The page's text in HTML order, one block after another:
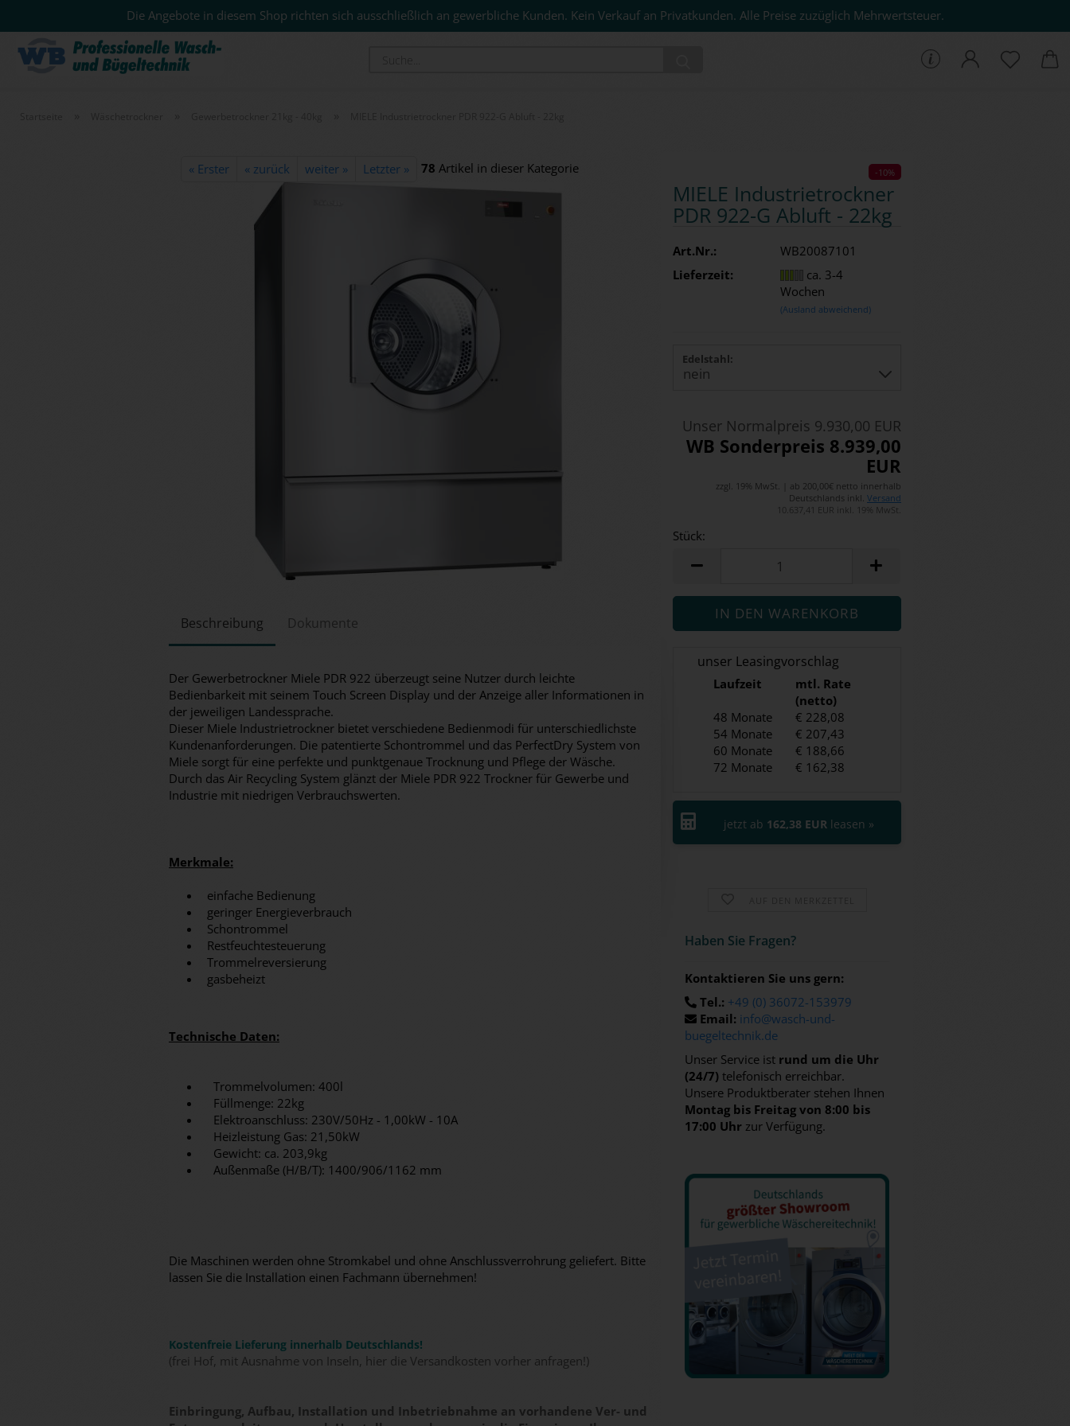
Die Angebote in diesem Shop richten sich ausschließlich an gewerbliche Kunden. Kein Verkauf an Privatkunden. Alle Preise zuzüglich Mehrwertsteuer.
« Erster « zurück weiter » Letzter » 78 Artikel in dieser Kategorie -10%
MIELE In­dus­trie­trock­ner
PDR 922-G Ab­luft - 22kg
Art.Nr.:
WB20087101
Lieferzeit:
ca. 3-4
Wochen
(Ausland abweichend)
Edelstahl:
Unser Normalpreis 9.930,00 EUR
WB Sonderpreis 8.939,00
EUR
zzgl. 19% MwSt. | ab 200,00€ netto innerhalb
Deutschlands inkl. Versand
10.637,41 EUR inkl. 19% MwSt.
Stück:
Stück
unser Leasingvorschlag
Laufzeit
mtl. Rate
(netto)
48 Monate
€ 228,08
54 Monate
€ 207,43
60 Monate
€ 188,66
72 Monate
€ 162,38
jetzt ab 162,38 EURleasen »
Haben Sie Fra­gen?
Kontaktieren Sie uns gern:
Tel.: +49 (0) 36072-153979
Email: info@wasch-und-
buegeltechnik.de
Unser Service ist rund um die Uhr
(24/7) telefonisch erreichbar.
Unsere Produktberater stehen Ihnen
Montag bis Freitag von 8:00 bis
17:00 Uhr zur Verfügung.
Beschreibung Dokumente
Der Gewerbetrockner Miele PDR 922 überzeugt seine Nutzer durch leichte
Bedienbarkeit mit seinem Touch Screen Display und der Anzeige aller Informationen in
der jeweiligen Landessprache.
Dieser Miele Industrietrockner bietet verschiedene Bedienmodi für unterschiedlichste
Kundenanforderungen. Die patentierte Schontrommel und das PerfectDry System von
Miele sorgt für eine perfekte und punktgenaue Trocknung und Pflege der Wäsche.
Durch das Air Recycling System glänzt der Miele PDR 922 Trockner für Gewerbe und
Industrie mit niedrigen Verbrauchswerten.
Merkmale:
einfache Bedienung
geringer Energieverbrauch
Schontrommel
Restfeuchtesteuerung
Trommelreversierung
gasbeheizt
Technische Daten:
Trommelvolumen: 400l
Füllmenge: 22kg
Elektroanschluss: 230V/50Hz - 1,00kW - 10A
Heizleistung Gas: 21,50kW
Gewicht: ca. 203,9kg
Außenmaße (H/B/T): 1400/906/1162 mm
Die Maschinen werden ohne Stromkabel und ohne Anschlussverrohrung geliefert. Bitte
lassen Sie die Installation einen Fachmann übernehmen!
Kostenfreie Lieferung innerhalb Deutschlands!
(frei Hof, mit Ausnahme von Inseln, hier die Versandkosten vorher anfragen!)
Einbringung, Aufbau, Installation und Inbetriebnahme an vorhandene Ver- und